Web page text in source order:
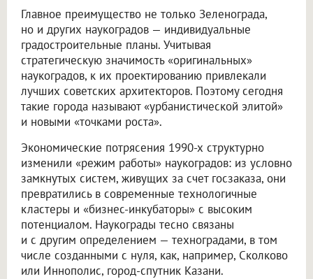
Главное преимущество не только Зеленограда,
но и других наукоградов — индивидуальные
градостроительные планы. Учитывая
стратегическую значимость «оригинальных»
наукоградов, к их проектированию привлекали
лучших советских архитекторов. Поэтому сегодня
такие города называют «урбанистической элитой»
и новыми «точками роста».
Экономические потрясения 1990-х структурно
изменили «режим работы» наукоградов: из условно
замкнутых систем, живущих за счет госзаказа, они
превратились в современные технологичные
кластеры и «бизнес-инкубаторы» с высоким
потенциалом. Наукограды тесно связаны
и с другим определением — техноградами, в том
числе созданными с нуля, как, например, Сколково
или Иннополис, город-спутник Казани.